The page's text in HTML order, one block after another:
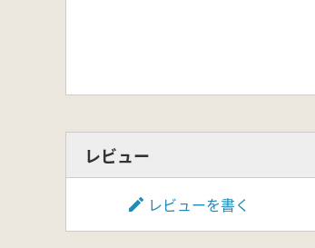
二 断簡の内容
第二部 正税帳を読む
七 大倭国大税帳の稲
はじめに
レビュー
レビューを書く